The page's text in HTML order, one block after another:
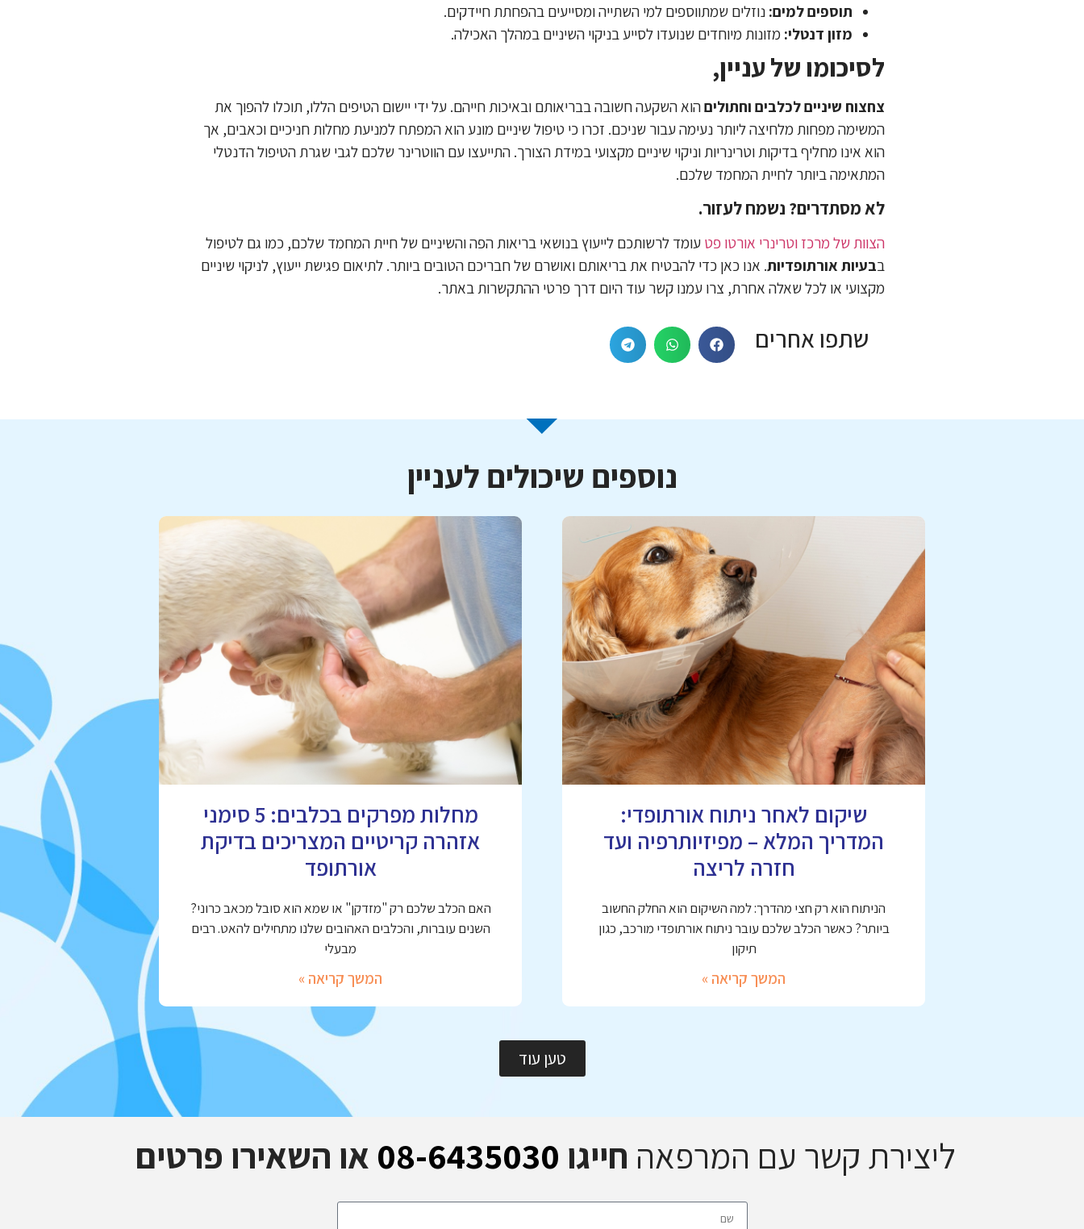
תוספים למים: נוזלים שמתווספים למי השתייה ומסייעים בהפחתת חיידקים.
מזון דנטלי: מזונות מיוחדים שנועדו לסייע בניקוי השיניים במהלך האכילה.
לסיכומו של עניין,
צחצוח שיניים לכלבים וחתוליםהוא השקעה חשובה בבריאותם ובאיכות חייהם. על ידי יישום הטיפים הללו, תוכלו להפוך את
המשימה מפחות מלחיצה ליותר נעימה עבור שניכם. זכרו כי טיפול שיניים מונע הוא המפתח למניעת מחלות חניכיים וכאבים, אך
הוא אינו מחליף בדיקות וטרינריות וניקוי שיניים מקצועי במידת הצורך. התייעצו עם הווטרינר שלכם לגבי שגרת הטיפול הדנטלי
המתאימה ביותר לחיית המחמד שלכם.
לא מסתדרים? נשמח לעזור.
הצוות של מרכז וטרינרי אורטו פט עומד לרשותכם לייעוץ בנושאי בריאות הפה והשיניים של חיית המחמד שלכם, כמו גם לטיפול
בבעיות אורתופדיות. אנו כאן כדי להבטיח את בריאותם ואושרם של חבריכם הטובים ביותר. לתיאום פגישת ייעוץ, לניקוי שיניים
מקצועי או לכל שאלה אחרת, צרו עמנו קשר עוד היום דרך פרטי ההתקשרות באתר.
שתפו אחרים
נוספים שיכולים לעניין
שיקום לאחר ניתוח אורתופדי:
המדריך המלא – מפיזיותרפיה ועד
חזרה לריצה
הניתוח הוא רק חצי מהדרך: למה השיקום הוא החלק החשוב
ביותר? כאשר הכלב שלכם עובר ניתוח אורתופדי מורכב, כגון
תיקון
המשך קריאה »
מחלות מפרקים בכלבים: 5 סימני
אזהרה קריטיים המצריכים בדיקת
אורתופד
האם הכלב שלכם רק "מזדקן" או שמא הוא סובל מכאב כרוני?
השנים עוברות, והכלבים האהובים שלנו מתחילים להאט. רבים
מבעלי
המשך קריאה »
טען עוד
ליצירת קשר עם המרפאה חייגו 08-6435030 או השאירו פרטים